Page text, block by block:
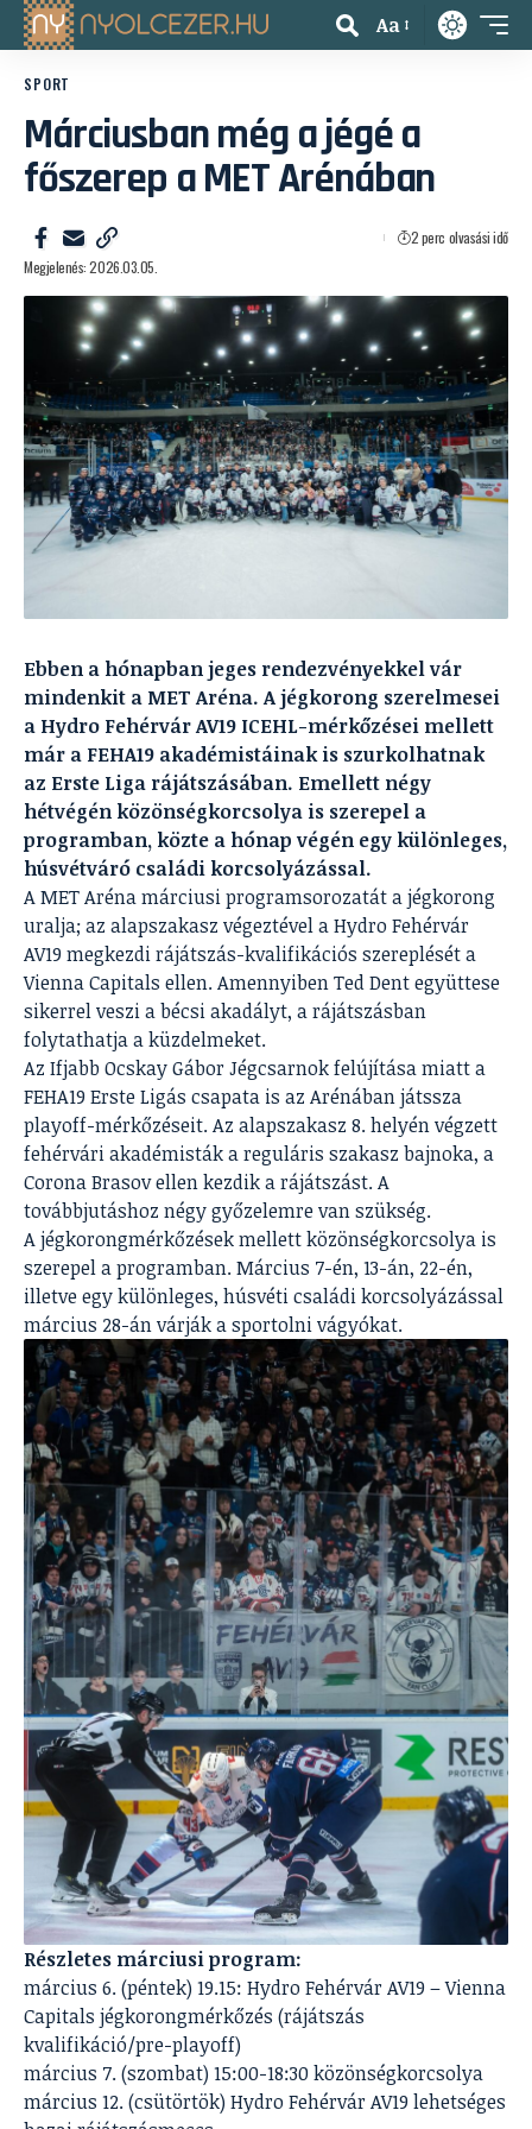
Aa
SPORT
Márciusban még a jégé a
főszerep a MET Arénában
Megjelenés: 2026.03.05.
2 perc olvasási idő
Ebben a hónapban jeges rendezvényekkel vár
mindenkit a MET Aréna. A jégkorong szerelmesei
a Hydro Fehérvár AV19 ICEHL-mérkőzései mellett
már a FEHA19 akadémistáinak is szurkolhatnak
az Erste Liga rájátszásában. Emellett négy
hétvégén közönségkorcsolya is szerepel a
programban, közte a hónap végén egy különleges,
húsvétváró családi korcsolyázással.
A MET Aréna márciusi programsorozatát a jégkorong
uralja; az alapszakasz végeztével a Hydro Fehérvár
AV19 megkezdi rájátszás-kvalifikációs szereplését a
Vienna Capitals ellen. Amennyiben Ted Dent együttese
sikerrel veszi a bécsi akadályt, a rájátszásban
folytathatja a küzdelmeket.
Az Ifjabb Ocskay Gábor Jégcsarnok felújítása miatt a
FEHA19 Erste Ligás csapata is az Arénában játssza
playoff-mérkőzéseit. Az alapszakasz 8. helyén végzett
fehérvári akadémisták a reguláris szakasz bajnoka, a
Corona Brasov ellen kezdik a rájátszást. A
továbbjutáshoz négy győzelemre van szükség.
A jégkorongmérkőzések mellett közönségkorcsolya is
szerepel a programban. Március 7-én, 13-án, 22-én,
illetve egy különleges, húsvéti családi korcsolyázással
március 28-án várják a sportolni vágyókat.
Részletes márciusi program:
március 6. (péntek) 19.15: Hydro Fehérvár AV19 – Vienna
Capitals jégkorongmérkőzés (rájátszás
kvalifikáció/pre-playoff)
március 7. (szombat) 15:00-18:30 közönségkorcsolya
március 12. (csütörtök) Hydro Fehérvár AV19 lehetséges